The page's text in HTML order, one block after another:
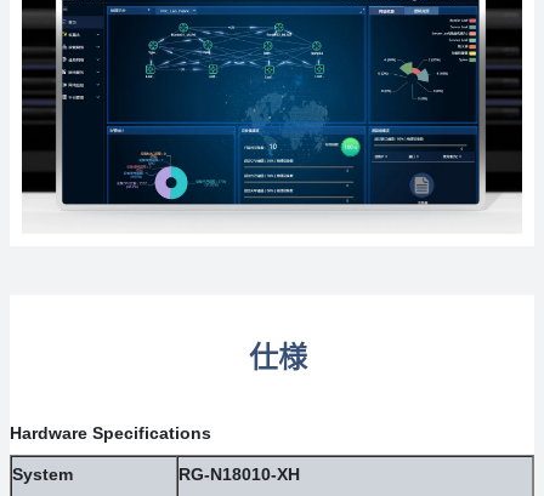
仕様
Hardware Specifications
System RG-N18010-XH